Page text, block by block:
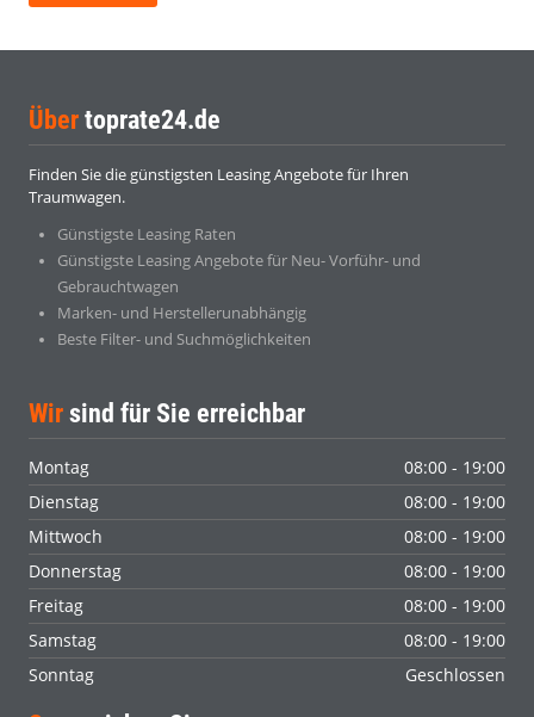
Über toprate24.de
Finden Sie die günstigsten Leasing Angebote für Ihren
Traumwagen.
Günstigste Leasing Raten
Günstigste Leasing Angebote für Neu- Vorführ- und
Gebrauchtwagen
Marken- und Herstellerunabhängig
Beste Filter- und Suchmöglichkeiten
Wir sind für Sie erreichbar
Montag
08:00 - 19:00
Dienstag
08:00 - 19:00
Mittwoch
08:00 - 19:00
Donnerstag
08:00 - 19:00
Freitag
08:00 - 19:00
Samstag
08:00 - 19:00
Sonntag
Geschlossen